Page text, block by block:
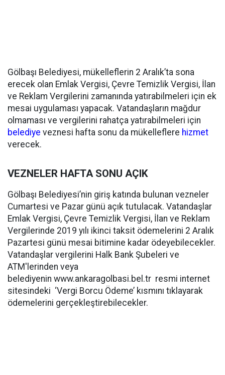
Gölbaşı Belediyesi, mükelleflerin 2 Aralık’ta sona
erecek olan Emlak Vergisi, Çevre Temizlik Vergisi, İlan
ve Reklam Vergilerini zamanında yatırabilmeleri için ek
mesai uygulaması yapacak. Vatandaşların mağdur
olmaması ve vergilerini rahatça yatırabilmeleri için
belediye veznesi hafta sonu da mükelleflere hizmet
verecek.
VEZNELER HAFTA SONU AÇIK
Gölbaşı Belediyesi’nin giriş katında bulunan vezneler
Cumartesi ve Pazar günü açık tutulacak. Vatandaşlar
Emlak Vergisi, Çevre Temizlik Vergisi, İlan ve Reklam
Vergilerinde 2019 yılı ikinci taksit ödemelerini 2 Aralık
Pazartesi günü mesai bitimine kadar ödeyebilecekler.
Vatandaşlar vergilerini Halk Bank Şubeleri ve
ATM'lerinden veya
belediyenin www.ankaragolbasi.bel.tr resmi internet
sitesindeki ‘Vergi Borcu Ödeme’ kısmını tıklayarak
ödemelerini gerçekleştirebilecekler.